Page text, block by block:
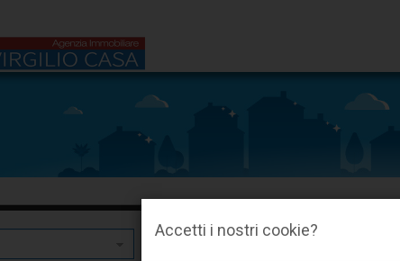
Accetti i nostri cookie?